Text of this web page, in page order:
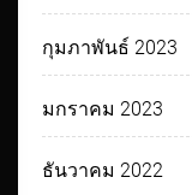
กุมภาพันธ์ 2023
มกราคม 2023
ธันวาคม 2022